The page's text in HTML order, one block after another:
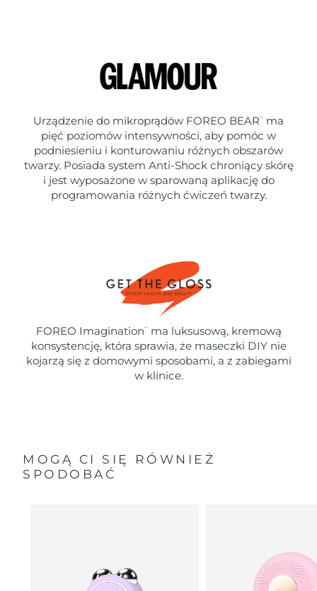
Urządzenie do mikroprądów FOREO BEAR ™
ma
pięć poziomów intensywności, aby pomóc w
podniesieniu i konturowaniu różnych obszarów
twarzy. Posiada system Anti-Shock chroniący skórę
i jest wyposażone w sparowaną aplikację do
programowania różnych ćwiczeń twarzy.
FOREO Imagination ™
ma luksusową, kremową
konsystencję, która sprawia, że maseczki DIY nie
kojarzą się z domowymi sposobami, a z zabiegami
w klinice.
MOGĄ CI SIĘ RÓWNIEŻ
SPODOBAĆ